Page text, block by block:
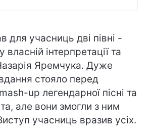
для учасниць дві півні -
власній інтерпретації та
Яремчука. Дуже
стояло перед
up легендарної пісні та
але вони змогли з ним
учасниць вразив усіх.